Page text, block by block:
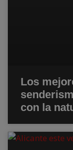
Los
con la